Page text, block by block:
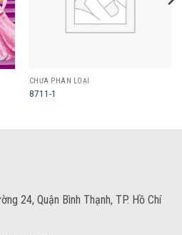
CHƯA PHÂN LOẠI
8711-1
24, Quận Bình Thạnh, TP. Hồ Chí